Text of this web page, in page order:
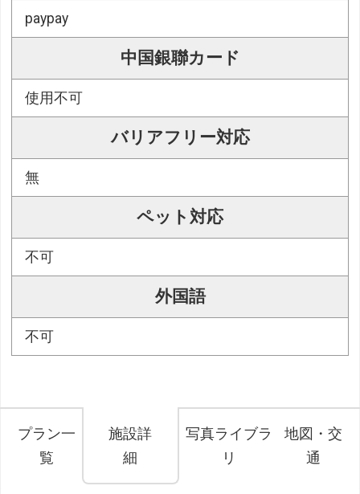
paypay
中国銀聯カード
使用不可
バリアフリー対応
無
ペット対応
不可
外国語
不可
プラン一
覧
施設詳
細
写真ライブラ
リ
地図・交
通